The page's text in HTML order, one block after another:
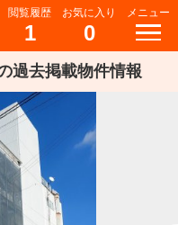
閲覧履歴
1
お気に入り
0
メニュー
過去掲載物件情報